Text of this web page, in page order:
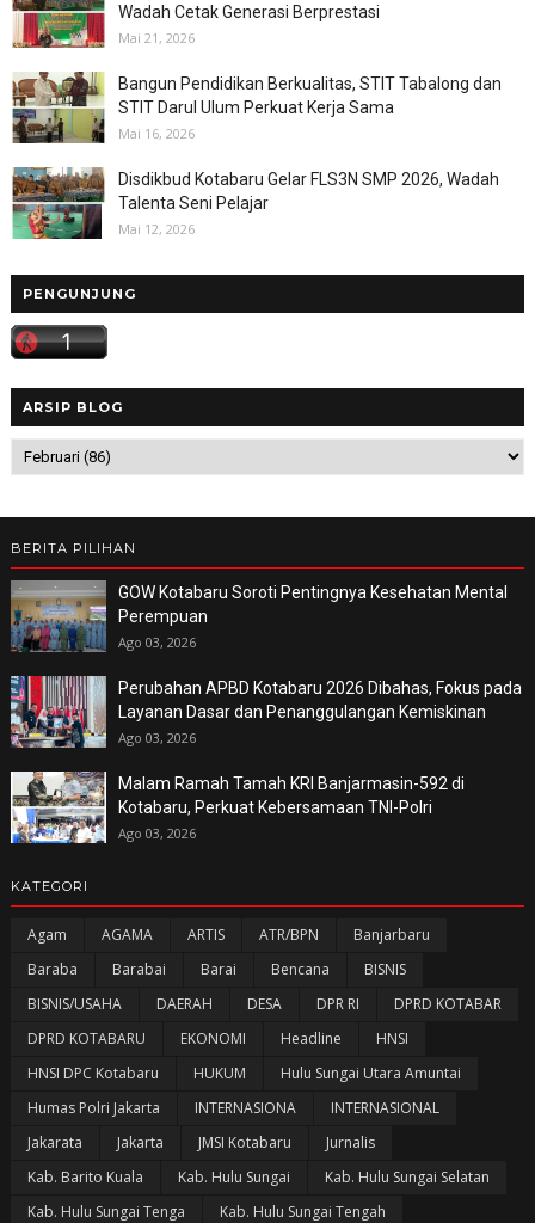
Wadah Cetak Generasi Berprestasi
Mai 21, 2026
Bangun Pendidikan Berkualitas, STIT Tabalong dan
STIT Darul Ulum Perkuat Kerja Sama
Mai 16, 2026
Disdikbud Kotabaru Gelar FLS3N SMP 2026, Wadah
Talenta Seni Pelajar
Mai 12, 2026
PENGUNJUNG
ARSIP BLOG
BERITA PILIHAN
GOW Kotabaru Soroti Pentingnya Kesehatan Mental
Perempuan
Ago 03, 2026
Perubahan APBD Kotabaru 2026 Dibahas, Fokus pada
Layanan Dasar dan Penanggulangan Kemiskinan
Ago 03, 2026
Malam Ramah Tamah KRI Banjarmasin-592 di
Kotabaru, Perkuat Kebersamaan TNI-Polri
Ago 03, 2026
KATEGORI
Agam AGAMA ARTIS ATR/BPN
Banjarbaru
Baraba
Barabai Barai Bencana
BISNIS
BISNIS/USAHA
DAERAH DESA DPR RI
DPRD KOTABAR
DPRD KOTABARU
EKONOMI Headline
HNSI
HNSI DPC Kotabaru
HUKUM
Hulu Sungai Utara Amuntai
Humas Polri Jakarta
INTERNASIONA
INTERNASIONAL
Jakarata
Jakarta JMSI Kotabaru
Jurnalis
Kab. Barito Kuala
Kab. Hulu Sungai
Kab. Hulu Sungai Selatan
Kab. Hulu Sungai Tenga
Kab. Hulu Sungai Tengah